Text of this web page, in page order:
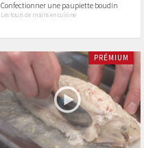
Confectionner une paupiette boudin
Les tours de mains en cuisine
PRÉMIUM